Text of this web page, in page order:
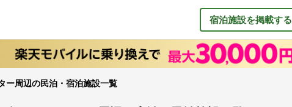
宿泊施設を掲載する
ー周辺の民泊・宿泊施設一覧